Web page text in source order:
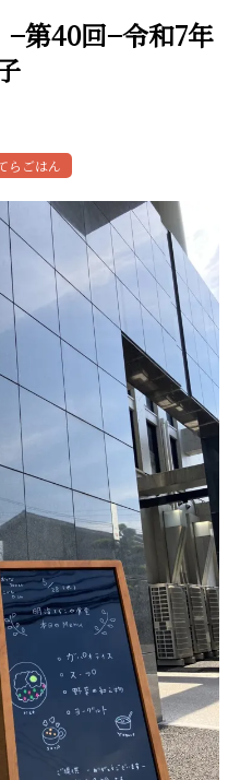
2585
−第40回−令和7年
らごはん